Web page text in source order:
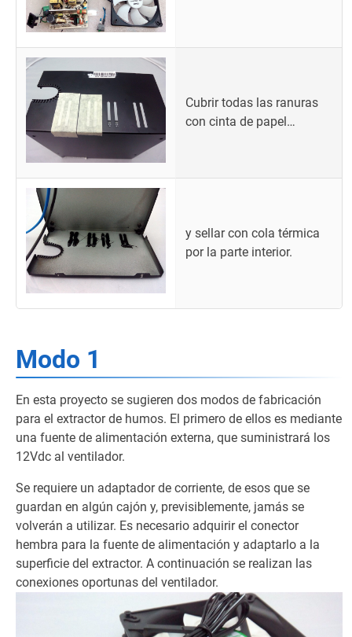
Cubrir todas las ranuras
con cinta de papel…
y sellar con cola térmica
por la parte interior.
Modo 1
En esta proyecto se sugieren dos modos de fabricación
para el extractor de humos. El primero de ellos es mediante
una fuente de alimentación externa, que suministrará los
12Vdc al ventilador.
Se requiere un adaptador de corriente, de esos que se
guardan en algún cajón y, previsiblemente, jamás se
volverán a utilizar. Es necesario adquirir el conector
hembra para la fuente de alimentación y adaptarlo a la
superficie del extractor. A continuación se realizan las
conexiones oportunas del ventilador.